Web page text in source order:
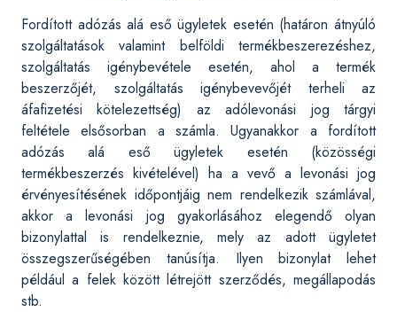
Fordított adózás alá eső ügyletek esetén (határon átnyúló
szolgáltatások valamint belföldi termékbeszerezéshez,
szolgáltatás igénybevétele esetén, ahol a termék
beszerzőjét, szolgáltatás igénybevevőjét terheli az
áfafizetési kötelezettség) az adólevonási jog tárgyi
feltétele elsősorban a számla. Ugyanakkor a fordított
adózás alá eső ügyletek esetén (közösségi
termékbeszerzés kivételével) ha a vevő a levonási jog
érvényesítésének időpontjáig nem rendelkezik számlával,
akkor a levonási jog gyakorlásához elegendő olyan
bizonylattal is rendelkeznie, mely az adott ügyletet
összegszerűségében tanúsítja. Ilyen bizonylat lehet
például a felek között létrejött szerződés, megállapodás
stb.